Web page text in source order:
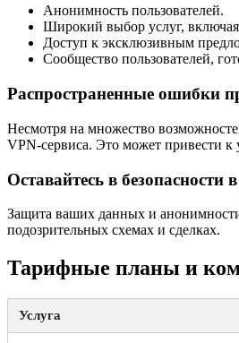
Анонимность пользователей.
Широкий выбор услуг,
Доступ к эксклюзивным
Сообщество пользователей,
Распространенные ошибки
Несмотря на множество
VPN-сервиса. Это может привести
Оставайтесь в безопасности
Защита ваших данных и
подозрительных схемах и сделках.
Тарифные планы и
Услуга